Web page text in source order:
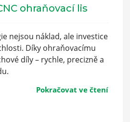
ohraňovací lis
nejsou náklad, ale investice
Díky ohraňovacímu
díly – rychle, precizně a
Pokračovat ve čtení